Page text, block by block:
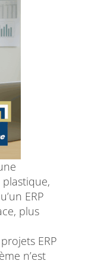
ERP
plus
ERP
n’est